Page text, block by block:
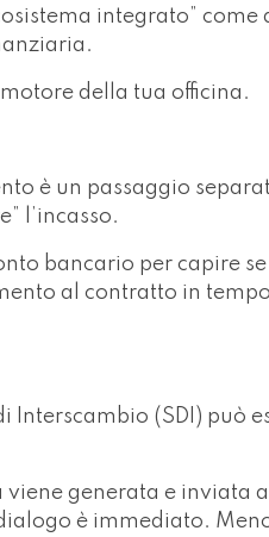
integrato” come
della tua officina.
è un passaggio
l’incasso.
bancario per capire
al contratto in
(SDI) può
generata e inviata
è immediato.